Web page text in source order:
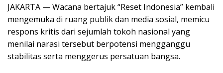
JAKARTA — Wacana bertajuk “Reset Indonesia” kembali
mengemuka di ruang publik dan media sosial, memicu
respons kritis dari sejumlah tokoh nasional yang
menilai narasi tersebut berpotensi mengganggu
stabilitas serta menggerus persatuan bangsa.